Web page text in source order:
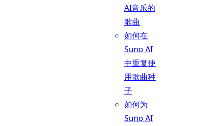
AI音乐的
歌曲
如何在
Suno AI
中重复使
用歌曲种
子
如何为
Suno AI